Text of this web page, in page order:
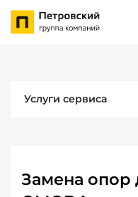
Услуги сервиса
Замена опор